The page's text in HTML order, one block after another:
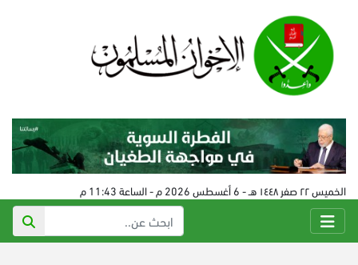
الخميس ٢٢ صفر ١٤٤٨ هـ - 6 أغسطس 2026 م - الساعة 11:43 م